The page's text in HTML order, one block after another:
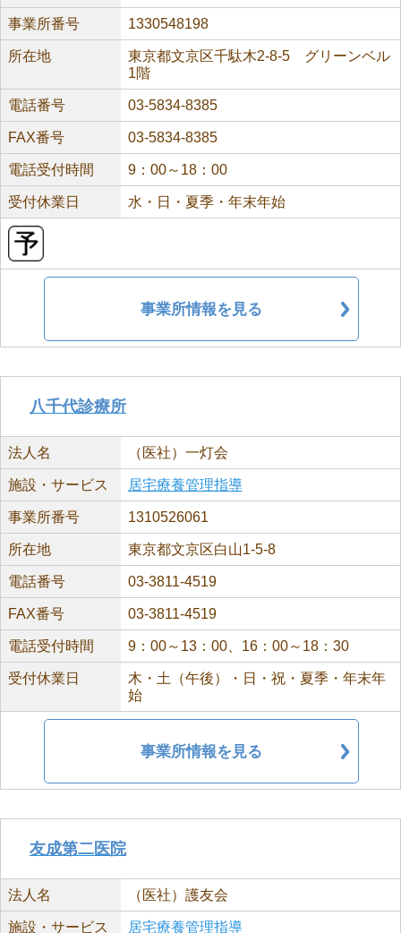
事業所番号 1330548198
所在地
東京都文京区千駄木2-8-5 グリーンベル
1階
電話番号 03-5834-8385
FAX番号 03-5834-8385
電話受付時間 9：00～18：00
受付休業日 水・日・夏季・年末年始
事業所情報を見る
八千代診療所
法人名 （医社）一灯会
施設・サービス 居宅療養管理指導
事業所番号 1310526061
所在地 東京都文京区白山1-5-8
電話番号 03-3811-4519
FAX番号 03-3811-4519
電話受付時間 9：00～13：00、16：00～18：30
受付休業日
木・土（午後）・日・祝・夏季・年末年
始
事業所情報を見る
友成第二医院
法人名 （医社）護友会
施設・サービス 居宅療養管理指導